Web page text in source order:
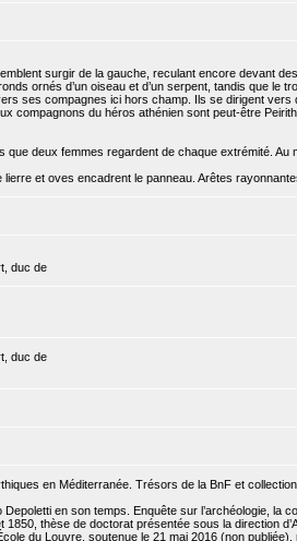
surgir de la gauche, reculant encore devant
ornés d’un oiseau et d’un serpent, tandis que le
ses compagnes ici hors champ. Ils se dirigent vers
compagnons du héros athénien sont peut-être
que deux femmes regardent de chaque extrémité. Au
et oves encadrent le panneau. Arêtes
duc de
duc de
en Méditerranée. Trésors de la BnF et
en son temps. Enquête sur l’archéologie, la
thèse de doctorat présentée sous la direction
du Louvre, soutenue le 21 mai 2016 (non publiée).